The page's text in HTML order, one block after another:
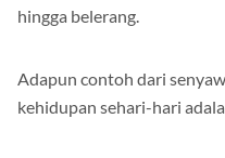
hingga belerang.
Adapun contoh dari
kehidupan sehari-hari